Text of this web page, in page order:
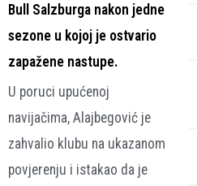
Bull Salzburga nakon jedne
sezone u kojoj je ostvario
zapažene nastupe.
U poruci upućenoj
navijačima, Alajbegović je
zahvalio klubu na ukazanom
povjerenju i istakao da je